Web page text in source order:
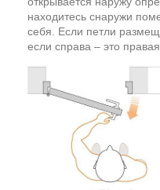
находитесь снаружи
себя. Если петли
если справа – это